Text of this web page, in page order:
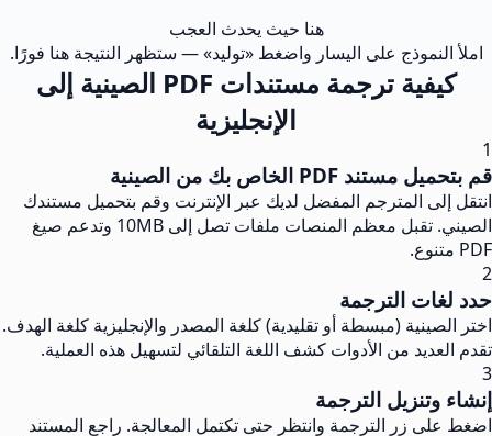
هنا حيث يحدث العجب
املأ النموذج على اليسار واضغط «توليد» — ستظهر النتيجة هنا فورًا.
كيفية ترجمة مستندات PDF الصينية إلى
الإنجليزية
1
قم بتحميل مستند PDF الخاص بك من الصينية
انتقل إلى المترجم المفضل لديك عبر الإنترنت وقم بتحميل مستندك
الصيني. تقبل معظم المنصات ملفات تصل إلى 10MB وتدعم صيغ
PDF متنوع.
2
حدد لغات الترجمة
اختر الصينية (مبسطة أو تقليدية) كلغة المصدر والإنجليزية كلغة الهدف.
تقدم العديد من الأدوات كشف اللغة التلقائي لتسهيل هذه العملية.
3
إنشاء وتنزيل الترجمة
اضغط على زر الترجمة وانتظر حتى تكتمل المعالجة. راجع المستند